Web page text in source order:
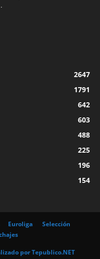
2647
1791
642
603
488
225
196
154
Euroliga
Selección
porTepublico.NET